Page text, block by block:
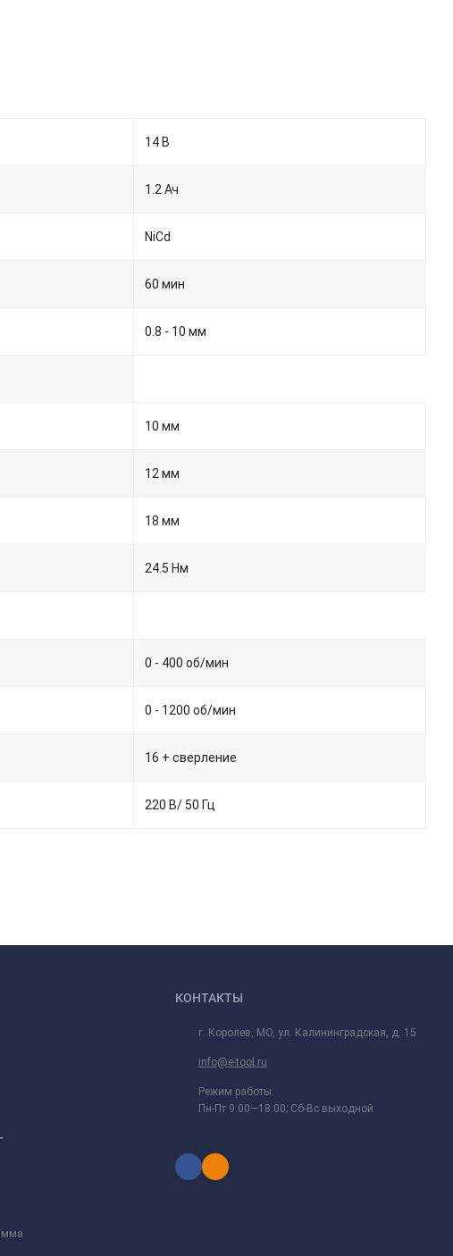
14 В
1.2 Ач
NiCd
60 мин
0.8 - 10 мм
10 мм
12 мм
18 мм
24.5 Нм
0 - 400 об/мин
0 - 1200 об/мин
16 + сверление
220 В/ 50 Гц
КОНТАКТЫ
г. Королев, МО, ул. Калининградская, д. 15
info@e-tool.ru
Режим работы:
Пн-Пт 9:00—18:00; Сб-Вс выходной